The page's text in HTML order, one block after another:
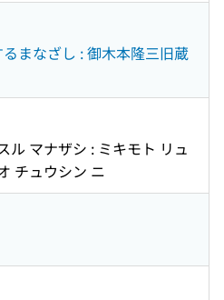
まなざし : 御木本隆三旧蔵
ル マナザシ : ミキモト リュ
チュウシン ニ